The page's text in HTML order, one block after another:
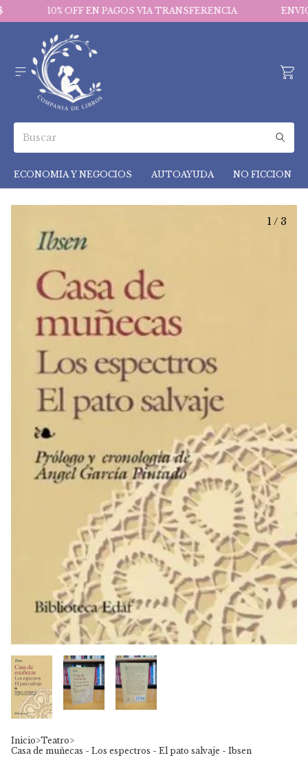
10% OFF EN PAGOS VIA TRANSFERENCIA ENVIOS
ECONOMIA Y NEGOCIOS AUTOAYUDA NO FICCION
1 / 3
Inicio>Teatro>
Casa de muñecas - Los espectros - El pato salvaje - Ibsen